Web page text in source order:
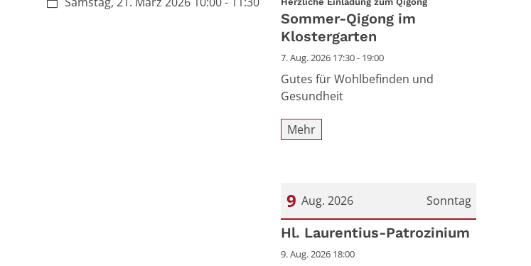
Datum: 7. August 2026
Sommer-Qigong im
Klostergarten
7. Aug. 2026 17:30 - 19:00
Gutes für Wohlbefinden und
Gesundheit
Mehr
Sonntag
9 Aug. 2026
Datum: 9. August 2026
Hl. Laurentius-Patrozinium
9. Aug. 2026 18:00